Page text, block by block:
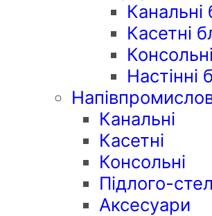
Канальні
Касетні
Настінні
Канальні
Касетні
Консольні
Підлого-
Аксесуари